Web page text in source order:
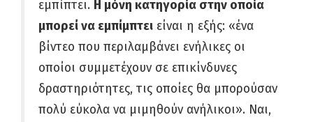
εμπίπτει. Η μόνη κατηγορία στην οποία
μπορεί να εμπίμπτει είναι η εξής: «ένα
βίντεο που περιλαμβάνει ενήλικες οι
οποίοι συμμετέχουν σε επικίνδυνες
δραστηριότητες, τις οποίες θα μπορούσαν
πολύ εύκολα να μιμηθούν ανήλικοι». Ναι,